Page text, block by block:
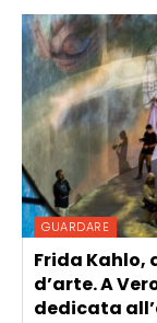
GUARDARE
Frida Kahlo,
d’arte. A
dedicata